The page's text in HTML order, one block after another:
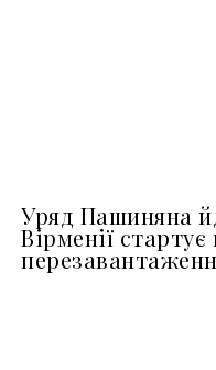
Уряд Пашиняна
Вірменії стартує